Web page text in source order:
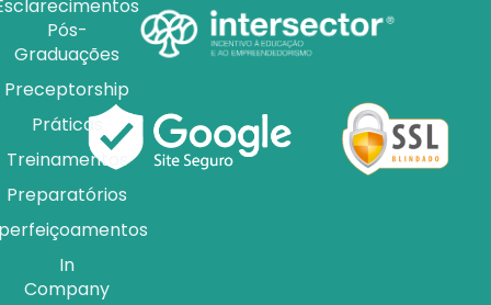
Pós-
Graduações
Preceptorship
Práticas
Treinamentos
Preparatórios
In
Company